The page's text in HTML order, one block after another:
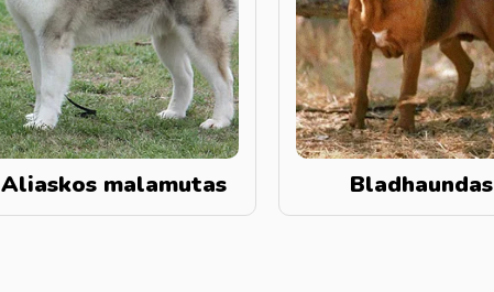
Aliaskos malamutas Bladhaundas